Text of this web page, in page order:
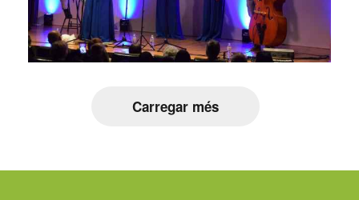
Carregar més